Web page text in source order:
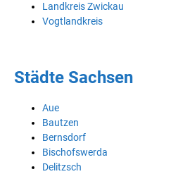
Landkreis Zwickau
Vogtlandkreis
Städte Sachsen
Aue
Bautzen
Bernsdorf
Bischofswerda
Delitzsch